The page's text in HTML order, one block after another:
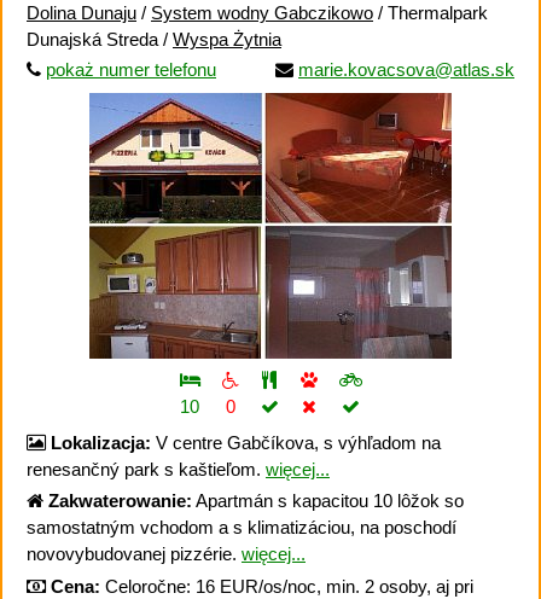
Dolina Dunaju / System wodny Gabczikowo / Thermalpark
Dunajská Streda / Wyspa Żytnia
pokaż numer telefonu
marie.kovacsova@atlas.sk
10
0
Lokalizacja: V centre Gabčíkova, s výhľadom na
renesančný park s kaštieľom. więcej...
Zakwaterowanie: Apartmán s kapacitou 10 lôžok so
samostatným vchodom a s klimatizáciou, na poschodí
novovybudovanej pizzérie. więcej...
Cena: Celoročne: 16 EUR/os/noc, min. 2 osoby, aj pri